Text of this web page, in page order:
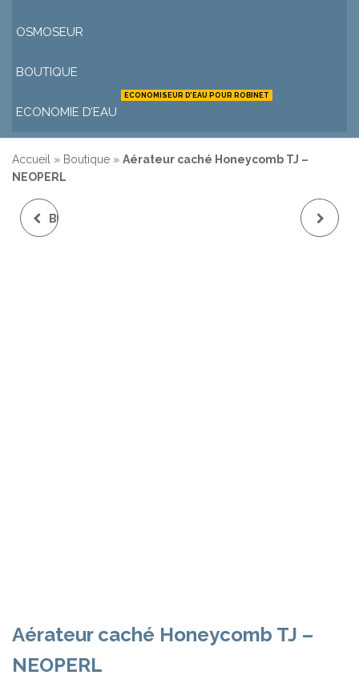
OSMOSEUR
BOUTIQUE
ECONOMIE D’EAU
ECONOMISEUR D’EAU POUR ROBINET
Accueil » Boutique » Aérateur caché Honeycomb TJ –
NEOPERL
BRISE-JET FLEXIBLE À
Aérateur caché Honeycomb TJ –
NEOPERL